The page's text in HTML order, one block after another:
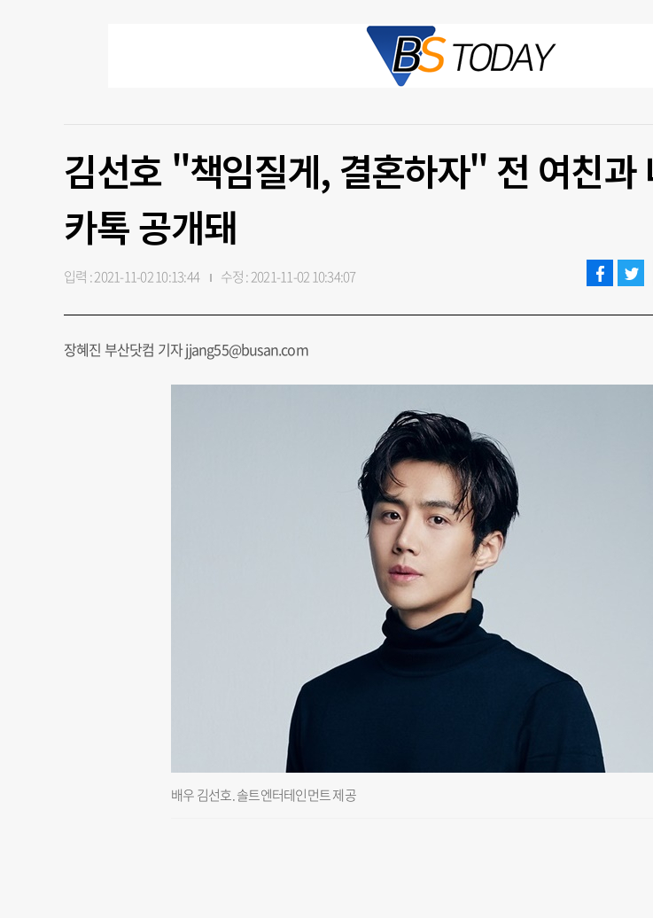
김선호 "책임질게, 결혼하자" 전 여친과
카톡 공개돼
입력 : 2021-11-02 10:13:44 수정 : 2021-11-02 10:34:07
장혜진 부산닷컴 기자 jjang55@busan.com
배우 김선호. 솔트엔터테인먼트 제공